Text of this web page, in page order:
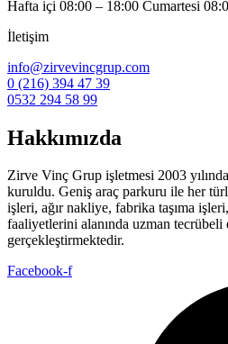
Hafta içi 08:00 – 18:00 Cumartesi
İletişim
info@zirvevincgrup.com
0 (216) 394 47 39
0532 294 58 99
Hakkımızda
Zirve Vinç Grup işletmesi 2003
kuruldu. Geniş araç parkuru ile her
işleri, ağır nakliye, fabrika taşıma
faaliyetlerini alanında uzman
gerçekleştirmektedir.
Facebook-f